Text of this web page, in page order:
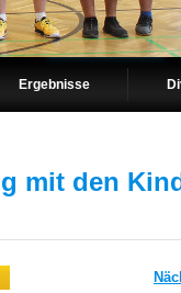
Ergebnisse
mit den